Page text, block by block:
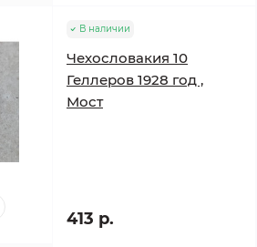
В наличии
Чехословакия 10
Геллеров 1928 год ,
Мост
413 р.